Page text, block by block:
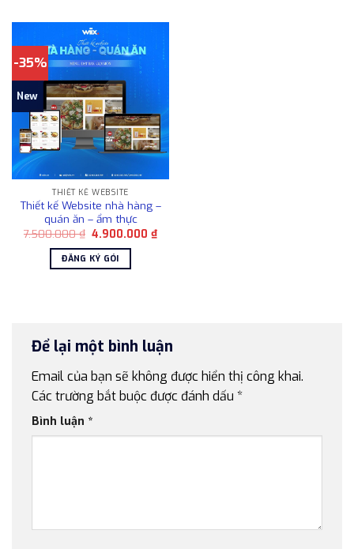
-35%
New
THIẾT KẾ WEBSITE
Thiết kế Website nhà hàng –
quán ăn – ẩm thực
7.500.000₫ Giá
là:
7.500.000 ₫.
4.900.000₫Giá
hiện
ĐĂNG KÝ GÓI
Để lại một bình luận
Email của bạn sẽ không được hiển thị công khai.
Các trường bắt buộc được đánh dấu *
Bình luận *